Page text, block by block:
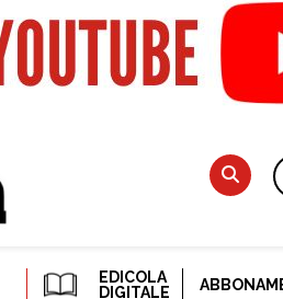
EDICOLA
DIGITALE